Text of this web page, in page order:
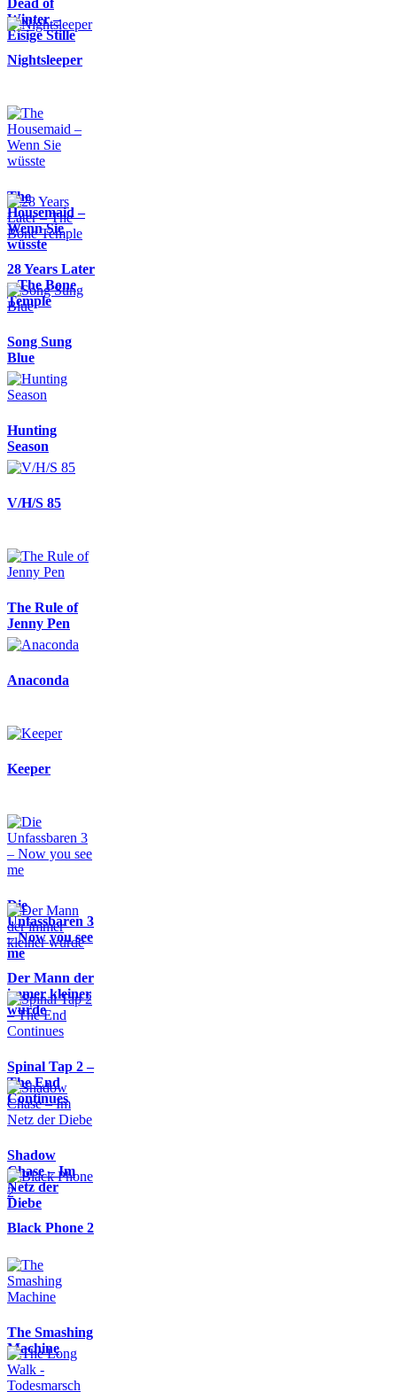
Winter –
Eisige Stille
Nightsleeper
The
Housemaid –
Wenn Sie
wüsste
28 Years Later
– The Bone
Temple
Song Sung
Blue
Hunting
Season
V/H/S 85
The Rule of
Jenny Pen
Anaconda
Keeper
Die
Unfassbaren 3
– Now you see
me
Der Mann der
immer kleiner
wurde
Spinal Tap 2 –
The End
Continues
Shadow
Chase – Im
Netz der
Diebe
Black Phone 2
The Smashing
Machine